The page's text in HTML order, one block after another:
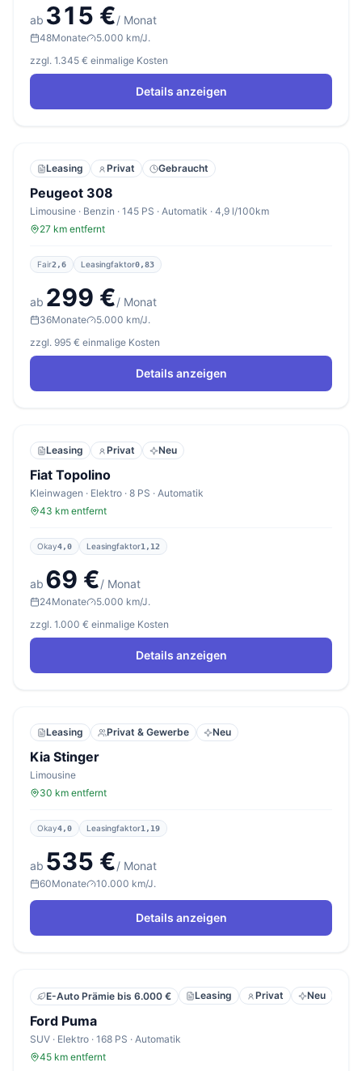
ab 315 €/ Monat
48Monate
5.000 km/J.
zzgl. 1.345 € einmalige Kosten
Details anzeigen
Leasing Privat Gebraucht
Peugeot 308
Limousine · Benzin · 145 PS · Automatik · 4,9 l/100km
27 km entfernt
Fair2,6 Leasingfaktor0,83
ab 299 €/ Monat
36Monate
5.000 km/J.
zzgl. 995 € einmalige Kosten
Details anzeigen
Leasing Privat Neu
Fiat Topolino
Kleinwagen · Elektro · 8 PS · Automatik
43 km entfernt
Okay4,0 Leasingfaktor1,12
ab 69 €/ Monat
24Monate
5.000 km/J.
zzgl. 1.000 € einmalige Kosten
Details anzeigen
Leasing Privat & Gewerbe Neu
Kia Stinger
Limousine
30 km entfernt
Okay4,0 Leasingfaktor1,19
ab 535 €/ Monat
60Monate 10.000 km/J.
Details anzeigen
E-Auto Prämie bis 6.000 € Leasing Privat Neu
Ford Puma
SUV · Elektro · 168 PS · Automatik
45 km entfernt